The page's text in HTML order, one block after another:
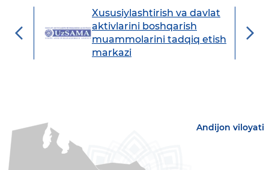
Xususiylashtirish va davlat
aktivlarini boshqarish
muammolarini tadqiq etish
markazi
Andijon viloyati